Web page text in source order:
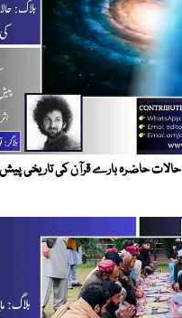
حالات حاضرہ بارے قرآن کی تاریخی